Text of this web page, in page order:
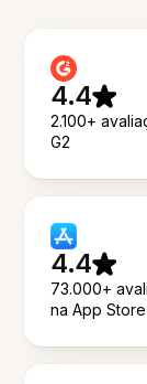
4.4
2.100+
G2
4.4
73.000+
na App Store